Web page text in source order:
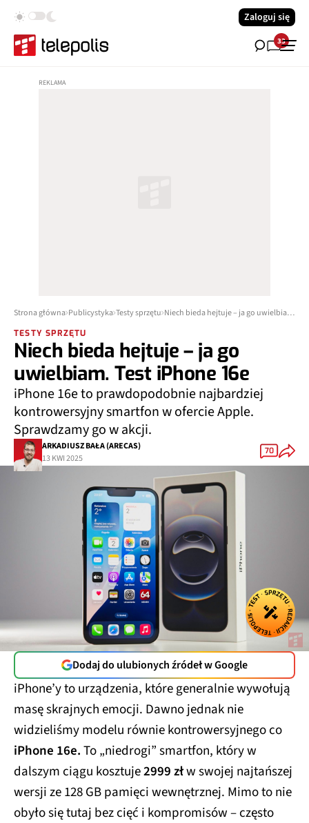
Zaloguj się
33
Strona główna Publicystyka Testy sprzętu Niech bieda hejtuje – ja go uwielbiam. Test iPhone 16e
TESTY SPRZĘTU
Niech bieda hejtuje – ja go
uwielbiam. Test iPhone 16e
iPhone 16e to prawdopodobnie najbardziej
kontrowersyjny smartfon w ofercie Apple.
Sprawdzamy go w akcji.
ARKADIUSZ BAŁA (ARECAS)
13 KWI 2025
70
Dodaj do ulubionych źródeł w Google
iPhone’y to urządzenia, które generalnie wywołują
masę skrajnych emocji. Dawno jednak nie
widzieliśmy modelu równie kontrowersyjnego co
iPhone 16e.To „niedrogi” smartfon, który w
dalszym ciągu kosztuje2999 złw swojej najtańszej
wersji ze 128 GB pamięci wewnętrznej. Mimo to nie
obyło się tutaj bez cięć i kompromisów – często